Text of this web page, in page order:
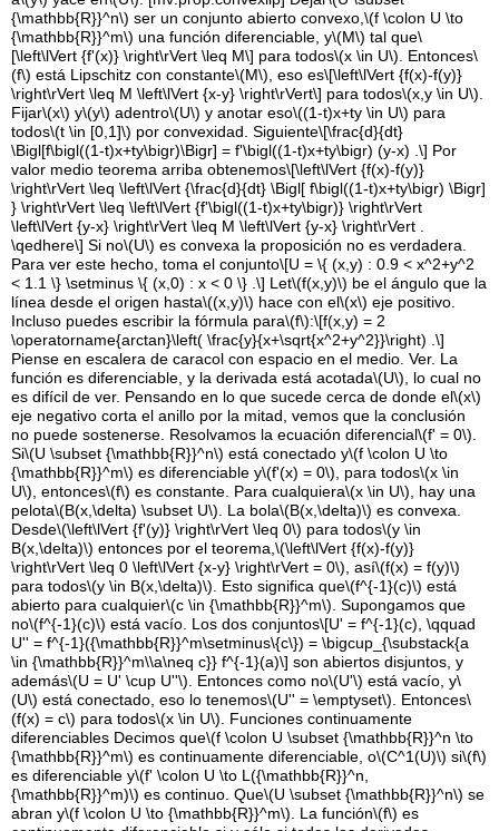
{\mathbb{R}}^n\) ser un conjunto abierto convexo,\(f \colon U \to
{\mathbb{R}}^m\) una función diferenciable, y\(M\) tal que\
[\left\lVert {f'(x)} \right\rVert \leq M\] para todos\(x \in U\) . Entonces\
(f\) está Lipschitz con constante\(M\) , eso es\[\left\lVert {f(x)-f(y)}
\right\rVert \leq M \left\lVert {x-y} \right\rVert\] para todos\(x,y \in U\)
Fijar\(x\) y\(y\) adentro\(U\) y anotar eso\((1-t)x+ty \in U\) para
todos\(t \in [0,1]\) por convexidad. Siguiente\[\frac{d}{dt}
\Bigl[f\bigl((1-t)x+ty\bigr)\Bigr] = f'\bigl((1-t)x+ty\bigr) (y-x) .\] Por
valor medio teorema arriba obtenemos\[\left\lVert {f(x)-f(y)}
\right\rVert \leq \left\lVert {\frac{d}{dt} \Bigl[ f\bigl((1-t)x+ty\bigr) \Bigr]
} \right\rVert \leq \left\lVert {f'\bigl((1-t)x+ty\bigr)} \right\rVert
\left\lVert {y-x} \right\rVert \leq M \left\lVert {y-x} \right\rVert .
\qedhere\] Si no\(U\) es convexa la proposición no es verdadera.
Para ver este hecho, toma el conjunto\[U = \{ (x,y) : 0.9 < x^2+y^2
< 1.1 \} \setminus \{ (x,0) : x < 0 \} .\] Let\(f(x,y)\) be el ángulo que la
línea desde el origen hasta\((x,y)\) hace con el\(x\) eje positivo.
Incluso puedes escribir la fórmula para\(f\):\[f(x,y) = 2
\operatorname{arctan}\left( \frac{y}{x+\sqrt{x^2+y^2}}\right) .\]
Piense en escalera de caracol con espacio en el medio. Ver. La
función es diferenciable, y la derivada está acotada\(U\) , lo cual no
es difícil de ver. Pensando en lo que sucede cerca de donde el\(x\)
eje negativo corta el anillo por la mitad, vemos que la conclusión
no puede sostenerse. Resolvamos la ecuación diferencial\(f' = 0\)
Si\(U \subset {\mathbb{R}}^n\) está conectado y\(f \colon U \to
{\mathbb{R}}^m\) es diferenciable y\(f'(x) = 0\) , para todos\(x \in
U\) , entonces\(f\) es constante. Para cualquiera\(x \in U\) , hay una
pelota\(B(x,\delta) \subset U\) . La bola\(B(x,\delta)\) es convexa.
Desde\(\left\lVert {f'(y)} \right\rVert \leq 0\) para todos\(y \in
B(x,\delta)\) entonces por el teorema,\(\left\lVert {f(x)-f(y)}
\right\rVert \leq 0 \left\lVert {x-y} \right\rVert = 0\) , así\(f(x) = f(y)\)
para todos\(y \in B(x,\delta)\) . Esto significa que\(f^{-1}(c)\) está
abierto para cualquier\(c \in {\mathbb{R}}^m\) . Supongamos que
no\(f^{-1}(c)\) está vacío. Los dos conjuntos\[U' = f^{-1}(c), \qquad
U'' = f^{-1}({\mathbb{R}}^m\setminus\{c\}) = \bigcup_{\substack{a
\in {\mathbb{R}}^m\\a\neq c}} f^{-1}(a)\] son abiertos disjuntos, y
además\(U = U' \cup U''\) . Entonces como no\(U'\) está vacío, y\
(U\) está conectado, eso lo tenemos\(U'' = \emptyset\) . Entonces\
(f(x) = c\) para todos\(x \in U\) . Funciones continuamente
diferenciables Decimos que\(f \colon U \subset {\mathbb{R}}^n \to
{\mathbb{R}}^m\) es continuamente diferenciable, o\(C^1(U)\) si\(f\)
es diferenciable y\(f' \colon U \to L({\mathbb{R}}^n,
{\mathbb{R}}^m)\) es continuo. Que\(U \subset {\mathbb{R}}^n\) se
abran y\(f \colon U \to {\mathbb{R}}^m\) . La función\(f\) es